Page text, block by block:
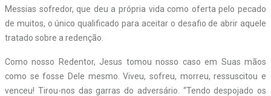
Messias sofredor, que deu a própria vida como oferta pelo pecado
de muitos, o único qualificado para aceitar o desafio de abrir aquele
tratado sobre a redenção.
Como nosso Redentor, Jesus tomou nosso caso em Suas mãos
como se fosse Dele mesmo. Viveu, sofreu, morreu, ressuscitou e
venceu! Tirou-nos das garras do adversário. “Tendo despojado os